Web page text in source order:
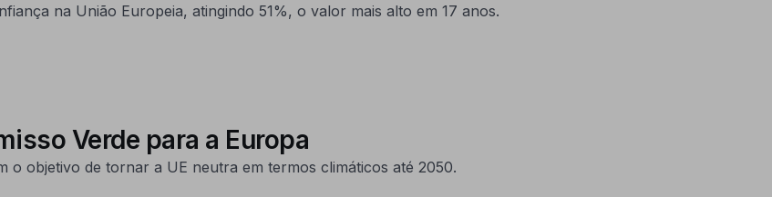
na União Europeia, atingindo 51%, o valor mais alto em 17 anos.
Verde para a Europa
o objetivo de tornar a UE neutra em termos climáticos até 2050.